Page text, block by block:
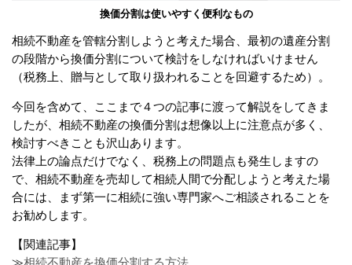
換価分割は使いやすく便利なもの
相続不動産を管轄分割しようと考えた場合、最初の遺産分割
の段階から換価分割について検討をしなければいけません
（税務上、贈与として取り扱われることを回避するため）。
今回を含めて、ここまで４つの記事に渡って解説をしてきま
したが、相続不動産の換価分割は想像以上に注意点が多く、
検討すべきことも沢山あります。
法律上の論点だけでなく、税務上の問題点も発生しますの
で、相続不動産を売却して相続人間で分配しようと考えた場
合には、まず第一に相続に強い専門家へご相談されることを
お勧めします。
【関連記事】